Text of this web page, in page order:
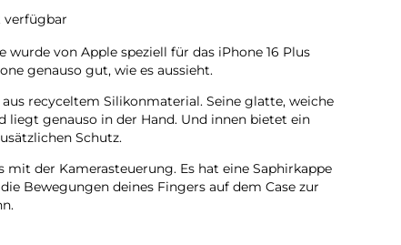
verfügbar
wurde von Apple speziell für das iPhone 16 Plus
genauso gut, wie es aussieht.
aus recyceltem Silikon­material. Seine glatte, weiche
liegt genauso in der Hand. Und innen bietet ein
Schutz.
mit der Kamera­steuerung. Es hat eine Saphir­kappe
Bewegungen deines Fingers auf dem Case zur